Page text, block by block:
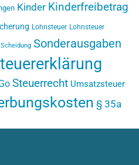
Kinder Kinderfreibetrag
Lohnsteuer Lohnsteuer
Scheidung Sonderausgaben
Steuerrecht Umsatzsteuer
§ 35a